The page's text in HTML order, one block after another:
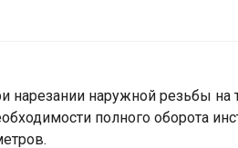
наружной резьбы на
полного оборота